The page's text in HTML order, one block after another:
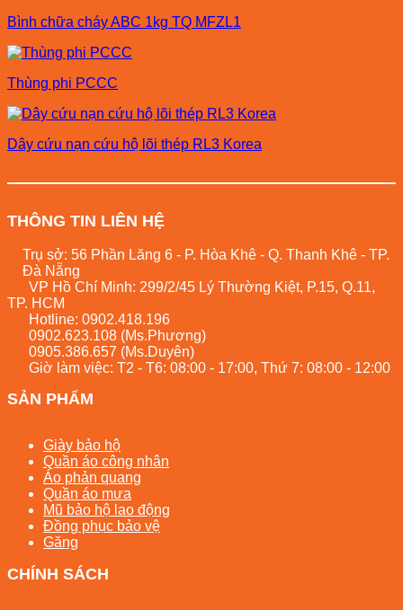
Bình chữa cháy ABC 1kg TQ MFZL1
Thùng phi PCCC
Dây cứu nạn cứu hô ̣lõi thép RL3 Korea
THÔNG TIN LIÊN HỆ
Trụ sở: 56 Phần Lăng 6 - P. Hòa Khê - Q. Thanh Khê - TP.
Đà Nẵng
VP Hồ Chí Minh: 299/2/45 Lý Thường Kiệt, P.15, Q.11,
TP. HCM
Hotline: 0902.418.196
0902.623.108 (Ms.Phương)
0905.386.657 (Ms.Duyên)
Giờ làm việc: T2 - T6: 08:00 - 17:00, Thứ 7: 08:00 - 12:00
SẢN PHẨM
Giày bảo hộ
Quần áo công nhân
Áo phản quang
Quần áo mưa
Mũ bảo hộ lao động
Đồng phục bảo vệ
Găng
CHÍNH SÁCH